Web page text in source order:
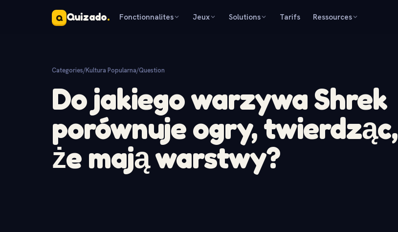
Q Quizado. Fonctionnalites Jeux Solutions Tarifs Ressources
Categories/Kultura Popularna/Question
Do jakiego warzywa Shrek
porównuje ogry, twierdząc,
że mają warstwy?